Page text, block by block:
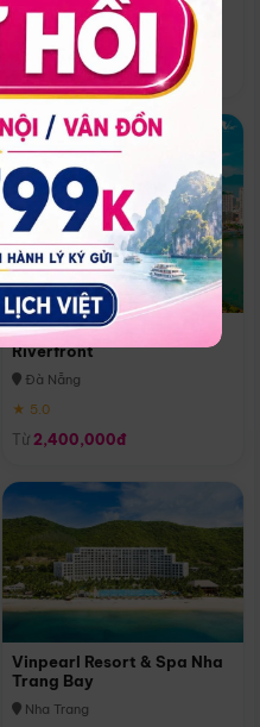
Quoc
Phú Quốc
★ 5.0
Melia Vinpearl Danang
Riverfront
Đà Nẵng
★ 5.0
Từ 2,400,000đ
Vinpearl Resort & Spa Nha
Trang Bay
Nha Trang